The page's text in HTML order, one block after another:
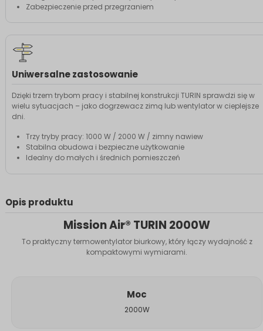
Zabezpieczenie przed przegrzaniem
Uniwersalne zastosowanie
Dzięki trzem trybom pracy i stabilnej konstrukcji TURIN sprawdzi się w
wielu sytuacjach – jako dogrzewacz zimą lub wentylator w cieplejsze
dni.
Trzy tryby pracy: 1000 W / 2000 W / zimny nawiew
Stabilna obudowa i bezpieczne użytkowanie
Idealny do małych i średnich pomieszczeń
Opis produktu
Mission Air® TURIN 2000W
To praktyczny termowentylator biurkowy, który łączy wydajność z
kompaktowymi wymiarami.
Moc
2000W